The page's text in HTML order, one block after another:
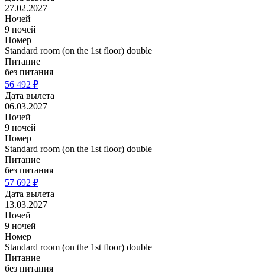
27.02.2027
Ночей
9 ночей
Номер
Standard room (on the 1st floor) double
Питание
без питания
56 492 ₽
Дата вылета
06.03.2027
Ночей
9 ночей
Номер
Standard room (on the 1st floor) double
Питание
без питания
57 692 ₽
Дата вылета
13.03.2027
Ночей
9 ночей
Номер
Standard room (on the 1st floor) double
Питание
без питания